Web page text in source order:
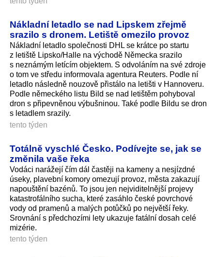
Nákladní letadlo se nad Lipskem zřejmě
srazilo s dronem. Letiště omezilo provoz
Nákladní letadlo společnosti DHL se krátce po startu
z letiště Lipsko/Halle na východě Německa srazilo
s neznámým letícím objektem. S odvoláním na své zdroje
o tom ve středu informovala agentura Reuters. Podle ní
letadlo následně nouzově přistálo na letišti v Hannoveru.
Podle německého listu Bild se nad letištěm pohyboval
dron s připevněnou výbušninou. Také podle Bildu se dron
s letadlem srazily.
tento týden
Totálně vyschlé Česko. Podívejte se, jak se
změnila vaše řeka
Vodáci narážejí čím dál častěji na kameny a nesjízdné
úseky, plavební komory omezují provoz, města zakazují
napouštění bazénů. To jsou jen nejviditelnější projevy
katastrofálního sucha, které zasáhlo české povrchové
vody od pramenů a malých potůčků po největší řeky.
Srovnání s předchozími lety ukazuje fatální dosah celé
mizérie.
tento týden